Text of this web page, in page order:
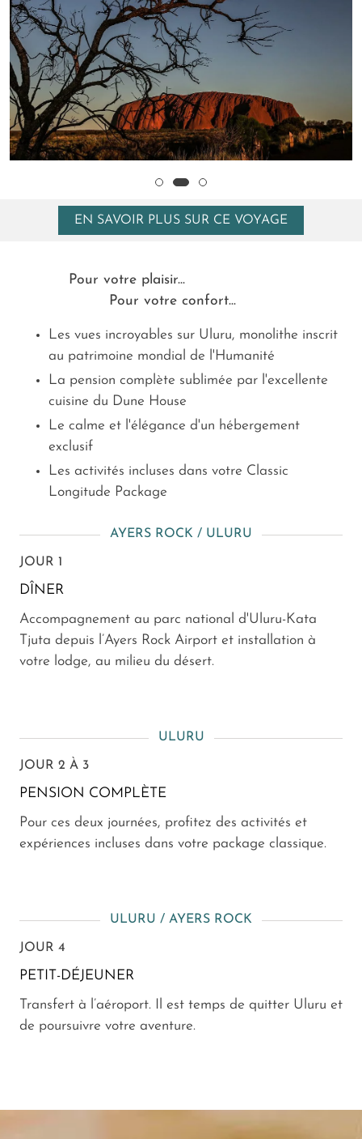
venu, levez les yeux pour admirer un ciel parmi les
plus purs de notre planète. Le Temps des Rêves vient
tout juste de commencer…
EN SAVOIR PLUS SUR CE VOYAGE
Pour votre plaisir...
Pour votre confort...
Les vues incroyables sur Uluru, monolithe inscrit
au patrimoine mondial de l'Humanité
La pension complète sublimée par l'excellente
cuisine du Dune House
Le calme et l'élégance d'un hébergement
exclusif
Les activités incluses dans votre Classic
Longitude Package
AYERS ROCK / ULURU
JOUR 1
DÎNER
Accompagnement au parc national d'Uluru-Kata
Tjuta depuis l’Ayers Rock Airport et installation à
votre lodge, au milieu du désert.
ULURU
JOUR 2 À 3
PENSION COMPLÈTE
Pour ces deux journées, profitez des activités et
expériences incluses dans votre package classique.
ULURU / AYERS ROCK
JOUR 4
PETIT-DÉJEUNER
Transfert à l’aéroport. Il est temps de quitter Uluru et
de poursuivre votre aventure.